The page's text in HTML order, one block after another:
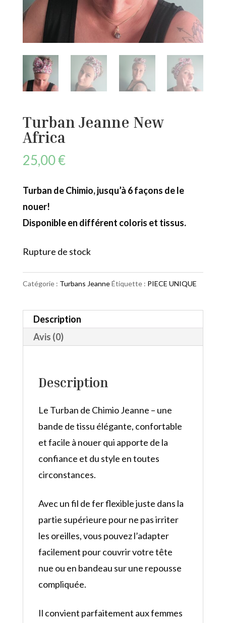
Turban Jeanne New
Africa
25,00€
Turban de Chimio, jusqu’à 6 façons de le
nouer!
Disponible en différent coloris et tissus.
Rupture de stock
Catégorie : Turbans JeanneÉtiquette : PIECE UNIQUE
Description
Avis (0)
Description
Le Turban de Chimio Jeanne – une
bande de tissu élégante, confortable
et facile à nouer qui apporte de la
confiance et du style en toutes
circonstances.
Avec un fil de fer flexible juste dans la
partie supérieure pour ne pas irriter
les oreilles, vous pouvez l’adapter
facilement pour couvrir votre tête
nue ou en bandeau sur une repousse
compliquée.
Il convient parfaitement aux femmes